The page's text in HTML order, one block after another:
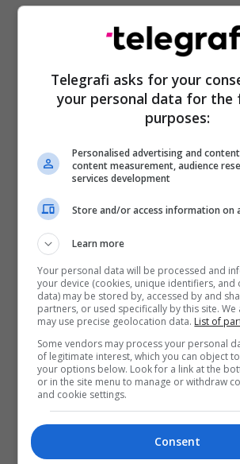
Samiti I Nato
Shba
Kriza Në Ukrainë
Ukraina
Volodymyr Zelensky
Nato
Telegrafi asks for your
your personal data for the
purposes:
Personalised advertising and
content measurement, audience
services development
Store and/or access information on
Learn more
Your personal data will be processed and
your device (cookies, unique identifiers, and
data) may be stored by, accessed by and
partners, or used specifically by this site.
may use precise geolocation data. List of
Some vendors may process your personal
of legitimate interest, which you can object
your options below. Look for a link at the
or in the site menu to manage or withdraw
and cookie settings.
Consent